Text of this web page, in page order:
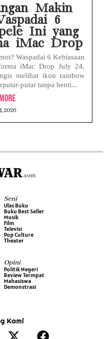
Makin
6
Ini yang
iMac Drop
Waspadai 6 Kebiasaan
iMac Drop July 24,
melihat ikon rainbow
putar tanpa henti...
2026
Seni
Ulas Buku
Buku Best Seller
Musik
Film
Televisi
Pop Culture
Theater
Opini
Politik Negeri
Review Termpat
Mahasiswa
Demonstrasi
Kami